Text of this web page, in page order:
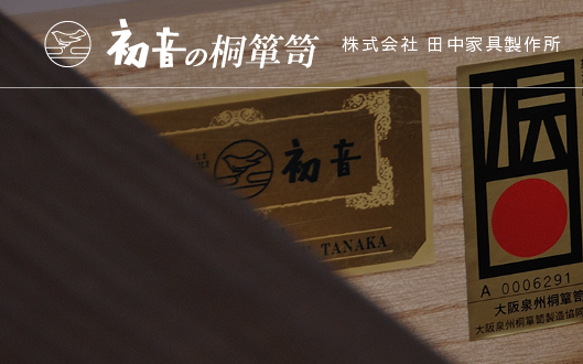
株式会社 田中家具製作所